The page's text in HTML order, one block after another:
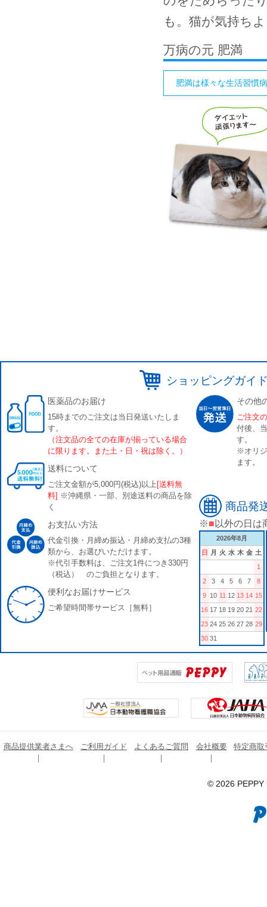
も。猫が気持ち
万病の元 肥満
肥満は様々な生活習慣
ショッピングガイ
医薬品のお届け
15時までのご注文は当日発送いたしま
す。
（注文品の全ての在庫が揃っている場合
に限ります。また土・日・祝は除く。）
送料について
ご注文金額が5,000円(税込)以上 [送料無
料] ※沖縄県・一部、別途送料の商品を除
く
お支払い方法
代金引換・月締め振込・月締め支払の3種
類から、お選びいただけます。
※代引手数料は、ご注文1件につき330円
（税込） のご負担となります。
便利なお届けサービス
ご希望時間帯サービス［無料］
その他
ご注文
付後、
す。
※オリ
ます。
商品発
※■ 以外の日は
2026年8月
日
月 火 水 木 金 土
1
2
3 4 5 6 7
8
9 10 11 12 13 14 15
16 17 18 19 20 21 22
23 24 25 26 27 28 29
30 31
商品提供業者さまへ ご利用ガイド よくあるご質問 会社概要 特定商取
© 2026 PEPPY